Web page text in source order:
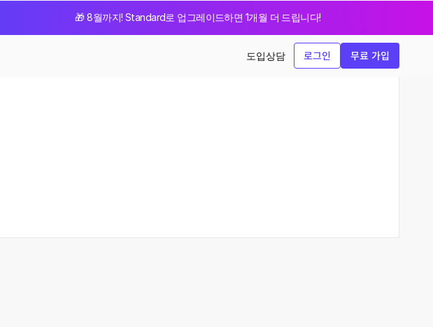
🎁 8월까지! Standard로 업그레이드하면 1개월 더 드립니다!
도입상담 로그인 무료 가입